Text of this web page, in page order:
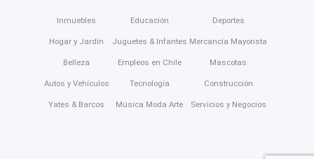
Inmuebles
Hogar y Jardín
Belleza
Autos y Vehículos
Yates & Barcos
Educación
Juguetes & Infantes
Empleos en Chile
Tecnología
Música Moda Arte
Deportes
Mercancía Mayorista
Mascotas
Construcción
Servicios y Negocios